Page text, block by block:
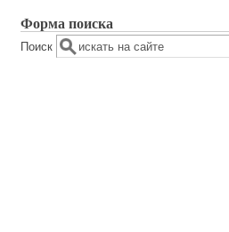
Форма поиска
Поиск